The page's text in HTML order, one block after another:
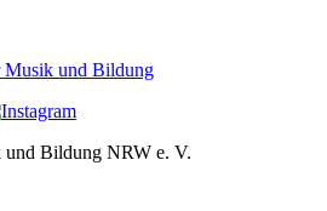
Bildung NRW e. V.